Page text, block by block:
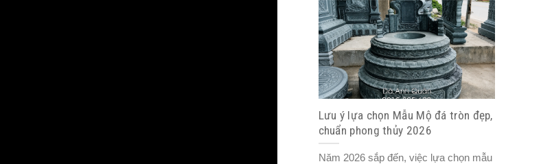
Lưu ý lựa chọn Mẫu Mộ đá tròn đẹp,
chuẩn phong thủy 2026
Năm 2026 sắp đến, việc lựa chọn mẫu